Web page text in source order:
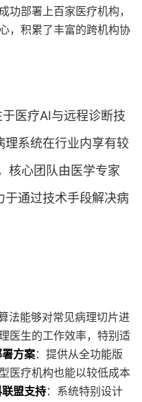
功部署上百家医疗机构，
，积累了丰富的跨机构协
于医疗AI与远程诊断技
理系统在行业内享有较
核心团队由医学专家
于通过技术手段解决病
法能够对常见病理切片进
医生的工作效率，特别适
方案：提供从全功能版
医疗机构也能以较低成本
盟支持：系统特别设计